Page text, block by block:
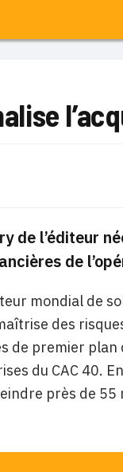
de l’éditeur
de
mondial de
des
de premier
du CAC 40.
près de